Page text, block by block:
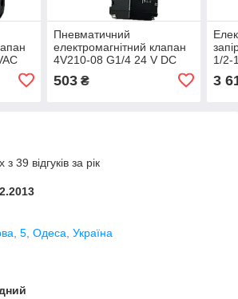
Пневматичний
електромагнітний клапан
4V210-08 G1/4 24 V DC
503₴
1/2-
3
39 відгуків за рік
5, Одеса, Україна